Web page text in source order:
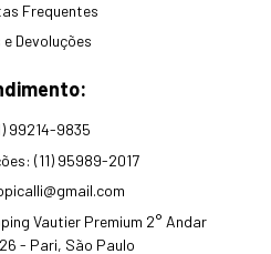
Frequentes
Devoluções
99214-9835
(11) 95989-2017
Vautier Premium 2° Andar
- Pari, São Paulo